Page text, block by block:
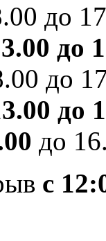
до
до
до
до
с